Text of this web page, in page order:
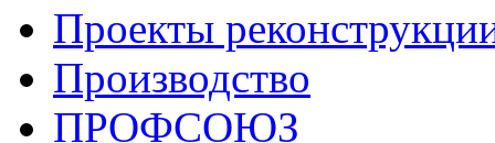
Проекты
Производство
ПРОФСОЮЗ